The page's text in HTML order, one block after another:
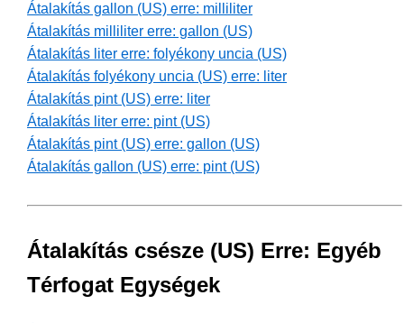
Átalakítás gallon (US) erre: milliliter
Átalakítás milliliter erre: gallon (US)
Átalakítás liter erre: folyékony uncia (US)
Átalakítás folyékony uncia (US) erre: liter
Átalakítás pint (US) erre: liter
Átalakítás liter erre: pint (US)
Átalakítás pint (US) erre: gallon (US)
Átalakítás gallon (US) erre: pint (US)
Átalakítás csésze (US) Erre: Egyéb
Térfogat Egységek